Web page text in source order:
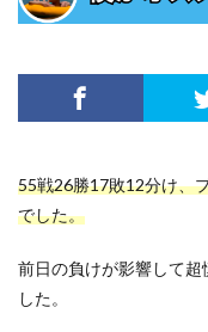
55戦26勝17敗12分け、
でした。
前日の負けが影響して
した。